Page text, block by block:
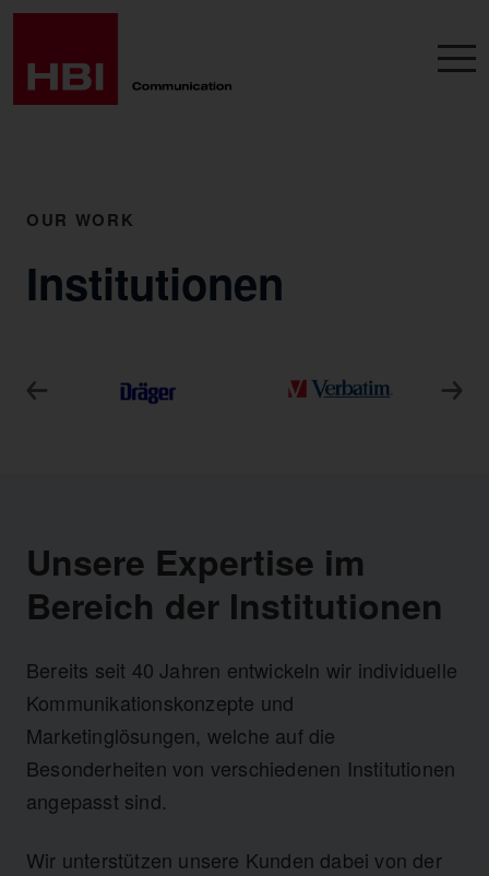
OUR WORK
Institutionen
Unsere Expertise im
Bereich der Institutionen
Bereits seit 40 Jahren entwickeln wir individuelle
Kommunikationskonzepte und
Marketinglösungen, welche auf die
Besonderheiten von verschiedenen Institutionen
angepasst sind.
Wir unterstützen unsere Kunden dabei von der